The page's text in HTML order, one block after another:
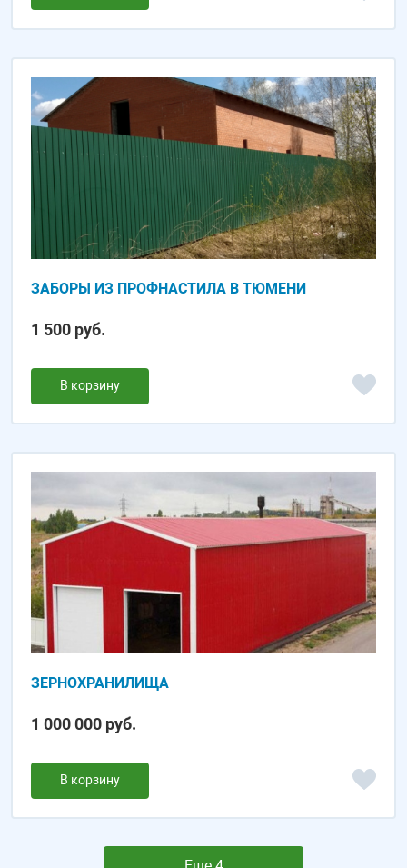
ЗАБОРЫ ИЗ ПРОФНАСТИЛА В ТЮМЕНИ
1 500 руб.
В корзину
ЗЕРНОХРАНИЛИЩА
1 000 000 руб.
В корзину